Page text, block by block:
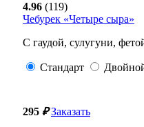
4.96 (119)
Чебурек «Четыре сыра»
С гаудой, сулугуни,
Стандарт
295 ₽ Заказать